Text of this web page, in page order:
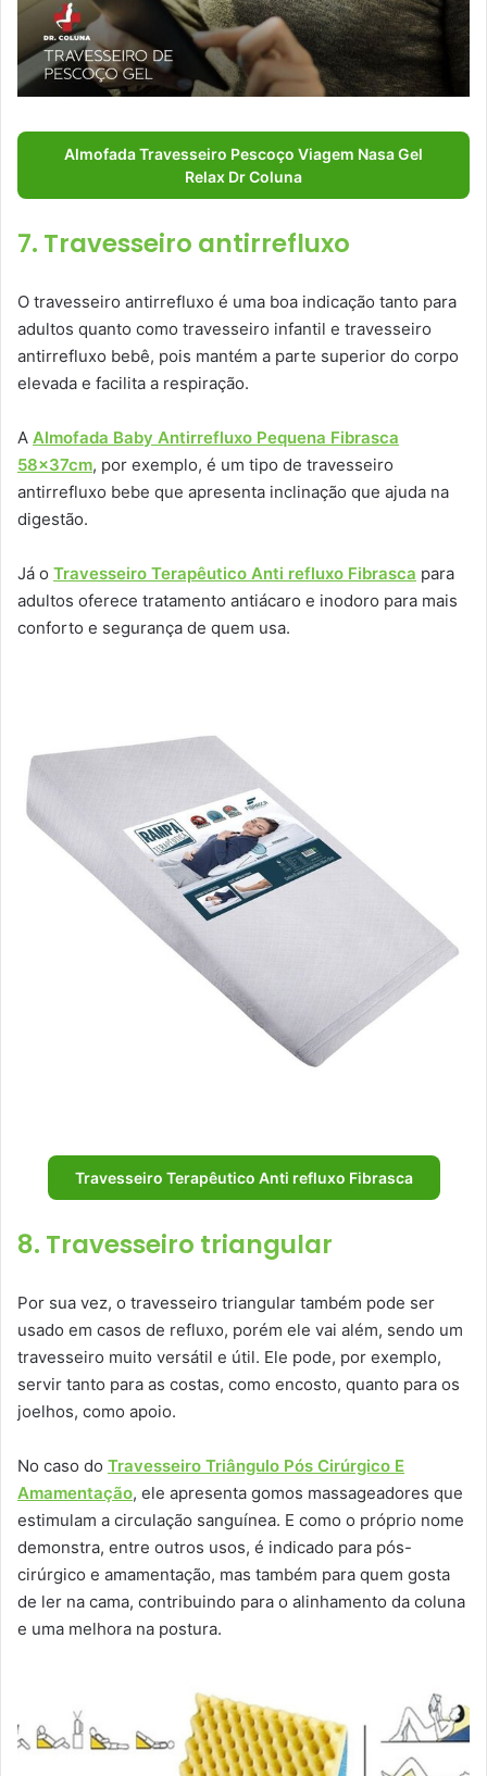
Almofada Travesseiro Pescoço Viagem Nasa Gel
Relax Dr Coluna
7. Travesseiro antirrefluxo
O travesseiro antirrefluxo é uma boa indicação tanto para
adultos quanto como travesseiro infantil e travesseiro
antirrefluxo bebê, pois mantém a parte superior do corpo
elevada e facilita a respiração.
A Almofada Baby Antirrefluxo Pequena Fibrasca
58x37cm, por exemplo, é um tipo de travesseiro
antirrefluxo bebe que apresenta inclinação que ajuda na
digestão.
Já o Travesseiro Terapêutico Anti refluxo Fibrasca para
adultos oferece tratamento antiácaro e inodoro para mais
conforto e segurança de quem usa.
Travesseiro Terapêutico Anti refluxo Fibrasca
8. Travesseiro triangular
Por sua vez, o travesseiro triangular também pode ser
usado em casos de refluxo, porém ele vai além, sendo um
travesseiro muito versátil e útil. Ele pode, por exemplo,
servir tanto para as costas, como encosto, quanto para os
joelhos, como apoio.
No caso do Travesseiro Triângulo Pós Cirúrgico E
Amamentação, ele apresenta gomos massageadores que
estimulam a circulação sanguínea. E como o próprio nome
demonstra, entre outros usos, é indicado para pós-
cirúrgico e amamentação, mas também para quem gosta
de ler na cama, contribuindo para o alinhamento da coluna
e uma melhora na postura.